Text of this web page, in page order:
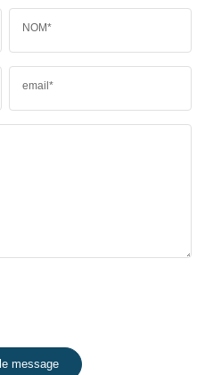
NOM*
email*
message